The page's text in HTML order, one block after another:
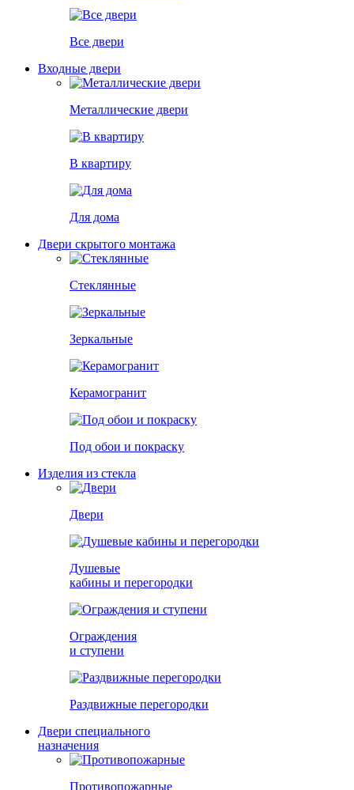
Все двери
Входные двери
Металлические двери
В квартиру
Для дома
Двери скрытого монтажа
Стеклянные
Зеркальные
Керамогранит
Под обои и покраску
Изделия из стекла
Двери
Душевые
кабины и перегородки
Ограждения
и ступени
Раздвижные перегородки
Двери специального
назначения
Противопожарные